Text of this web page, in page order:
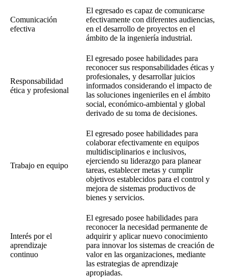
Comunicación
efectiva
El egresado es capaz de comunicarse
efectivamente con diferentes audiencias,
en el desarrollo de proyectos en el
ámbito de la ingeniería industrial.
Responsabilidad
ética y profesional
El egresado posee habilidades para
reconocer sus responsabilidades éticas y
profesionales, y desarrollar juicios
informados considerando el impacto de
las soluciones ingenieriles en el ámbito
social, económico-ambiental y global
derivado de su toma de decisiones.
Trabajo en equipo
El egresado posee habilidades para
colaborar efectivamente en equipos
multidisciplinarios e inclusivos,
ejerciendo su liderazgo para planear
tareas, establecer metas y cumplir
objetivos establecidos para el control y
mejora de sistemas productivos de
bienes y servicios.
Interés por el
aprendizaje
continuo
El egresado posee habilidades para
reconocer la necesidad permanente de
adquirir y aplicar nuevo conocimiento
para innovar los sistemas de creación de
valor en las organizaciones, mediante
las estrategias de aprendizaje
apropiadas.